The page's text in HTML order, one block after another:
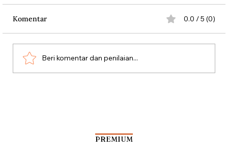
Komentar 0.0 / 5 (0)
Beri komentar dan penilaian...
PREMIUM